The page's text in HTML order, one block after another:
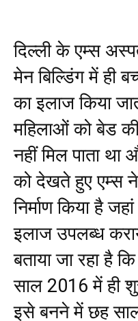
दिल्ली के एम्स
मेन बिल्डिंग में ही
का इलाज किया
महिलाओं को बेड
नहीं मिल पाता
को देखते हुए एम्स
निर्माण किया है
इलाज उपलब्ध
बताया जा रहा है
साल 2016 में ही
इसे बनने में छह